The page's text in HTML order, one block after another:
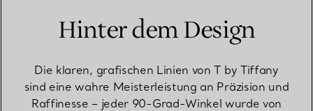
Hinter dem Design
Die klaren, grafischen Linien von T by Tiffany
sind eine wahre Meisterleistung an Präzision und
Raffinesse – jeder 90-Grad-Winkel wurde von